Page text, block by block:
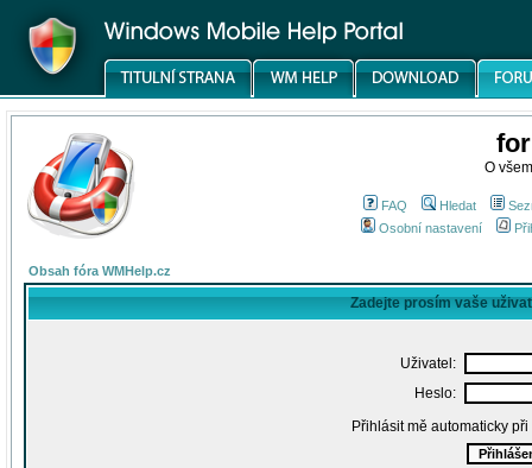
O
FAQ Hledat
Osobní nastavení
Obsah fóra WMHelp.cz
Zadejte prosím vaše
Uživatel:
Heslo:
Přihlásit mě automaticky